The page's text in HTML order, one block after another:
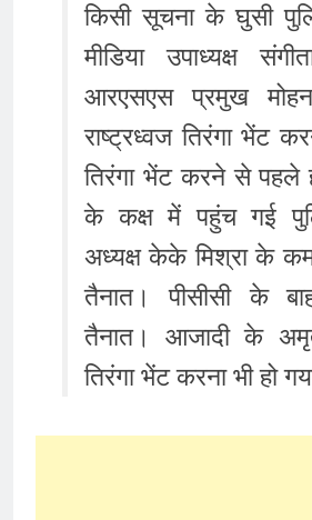
किसी सूचना के घुसी
मीडिया उपाध्यक्ष
आरएसएस प्रमुख
राष्ट्रध्वज तिरंगा भेंट
तिरंगा भेंट करने से पहले
के कक्ष में पहुंच गई
अध्यक्ष केके मिश्रा के
तैनात। पीसीसी के
तैनात। आजादी के
तिरंगा भेंट करना भी हो